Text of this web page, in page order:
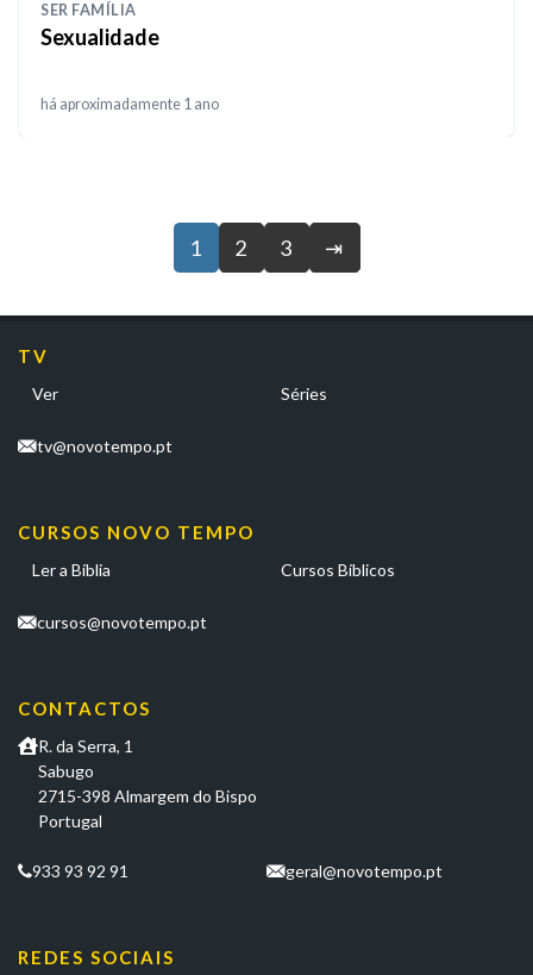
SER FAMÍLIA
Sexualidade
há aproximadamente 1 ano
1 2 3 ⇥
TV
Ver Séries
tv@novotempo.pt
CURSOS NOVO TEMPO
Ler a Bíblia Cursos Bíblicos
cursos@novotempo.pt
CONTACTOS
R. da Serra, 1
Sabugo
2715-398 Almargem do Bispo
Portugal
933 93 92 91 geral@novotempo.pt
REDES SOCIAIS